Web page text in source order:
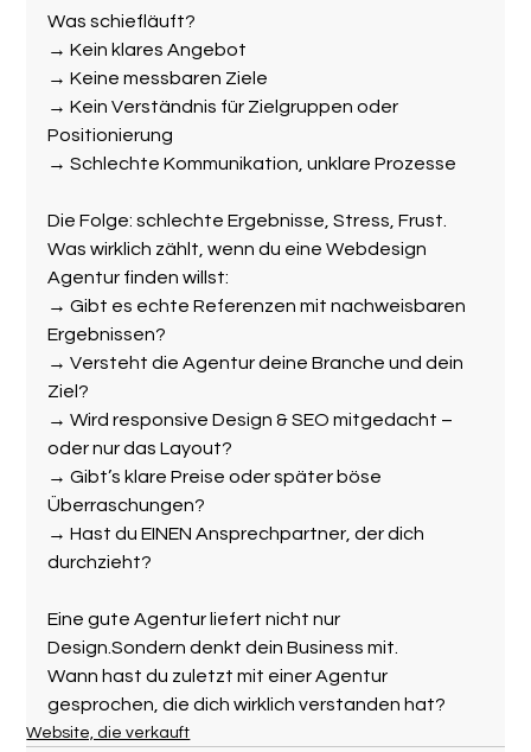
Was schiefläuft?
→ Kein klares Angebot
→ Keine messbaren Ziele
→ Kein Verständnis für Zielgruppen oder
Positionierung
→ Schlechte Kommunikation, unklare Prozesse
Die Folge: schlechte Ergebnisse, Stress, Frust.
Was wirklich zählt, wenn du eine Webdesign
Agentur finden willst:
→ Gibt es echte Referenzen mit nachweisbaren
Ergebnissen?
→ Versteht die Agentur deine Branche und dein
Ziel?
→ Wird responsive Design & SEO mitgedacht –
oder nur das Layout?
→ Gibt’s klare Preise oder später böse
Überraschungen?
→ Hast du EINEN Ansprechpartner, der dich
durchzieht?
Eine gute Agentur liefert nicht nur
Design.Sondern denkt dein Business mit.
Wann hast du zuletzt mit einer Agentur
gesprochen, die dich wirklich verstanden hat?
Website, die verkauft